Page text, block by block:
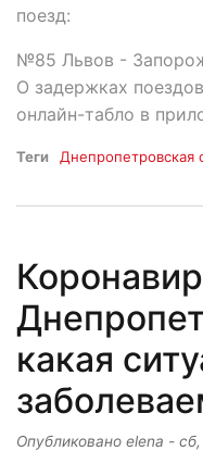
поезд:
№85 Львов -
О задержках
онлайн-табло в
Теги Днепропетровская
какая
Опубликовано elena -